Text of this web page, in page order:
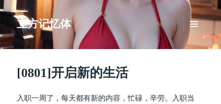
立方记忆体
菜单和
挂件
[0801]开启新的生活
入职一周了，每天都有新的内容，忙碌，辛劳。入职当